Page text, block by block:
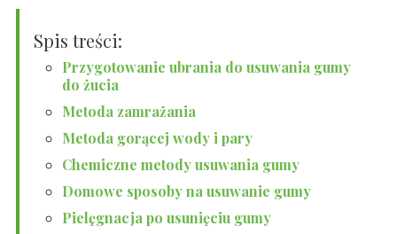
Spis treści:
Przygotowanie ubrania do usuwania gumy
do żucia
Metoda zamrażania
Metoda gorącej wody i pary
Chemiczne metody usuwania gumy
Domowe sposoby na usuwanie gumy
Pielęgnacja po usunięciu gumy